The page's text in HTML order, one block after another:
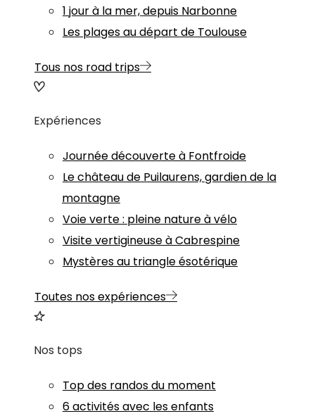
1 jour à la mer, depuis Narbonne
Les plages au départ de Toulouse
Tous nos road trips
Expériences
Journée découverte à Fontfroide
Le château de Puilaurens, gardien de la
montagne
Voie verte : pleine nature à vélo
Visite vertigineuse à Cabrespine
Mystères au triangle ésotérique
Toutes nos expériences
Nos tops
Top des randos du moment
6 activités avec les enfants